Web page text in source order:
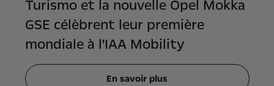
Turismo et la nouvelle Opel Mokka
GSE célèbrent leur première
mondiale à l'IAA Mobility
En savoir plus